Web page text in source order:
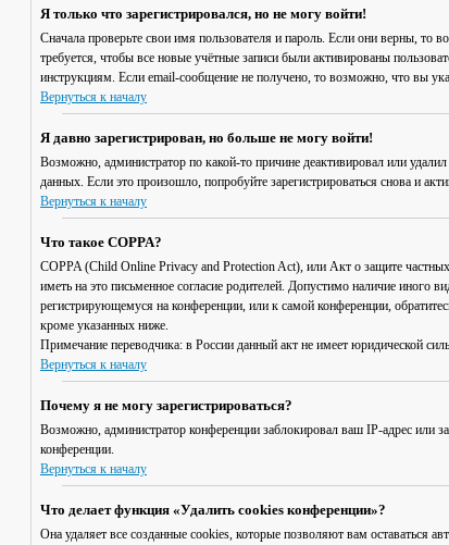
Я только что зарегистрировался, но не могу войти!
Сначала проверьте свои имя пользователя и пароль. Если они верны,
требуется, чтобы все новые учётные записи были активированы
инструкциям. Если email-сообщение не получено, то возможно, что вы
Вернуться к началу
Я давно зарегистрирован, но больше не могу войти!
Возможно, администратор по какой-то причине деактивировал или
данных. Если это произошло, попробуйте зарегистрироваться снова и
Вернуться к началу
Что такое COPPA?
COPPA (Child Online Privacy and Protection Act), или Акт о защите
иметь на это письменное согласие родителей. Допустимо наличие
регистрирующемуся на конференции, или к самой конференции,
кроме указанных ниже.
Примечание переводчика: в России данный акт не имеет юридической
Вернуться к началу
Почему я не могу зарегистрироваться?
Возможно, администратор конференции заблокировал ваш IP-адрес или
конференции.
Вернуться к началу
Что делает функция «Удалить cookies конференции»?
Она удаляет все созданные cookies, которые позволяют вам оставаться